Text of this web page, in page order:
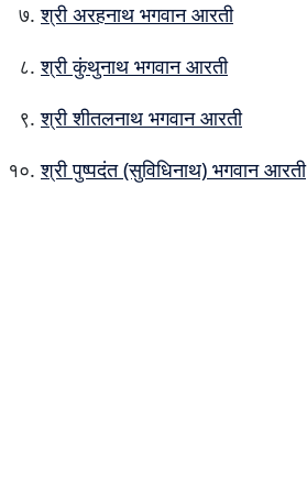
श्री अरहनाथ भगवान आरती
श्री कुंथुनाथ भगवान आरती
श्री शीतलनाथ भगवान आरती
श्री पुष्पदंत (सुविधिनाथ) भगवान आरती